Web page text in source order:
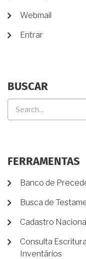
DE Webmail
Entrar
BUSCAR
FERRAMENTAS
Banco de
Busca de
Cadastro
Consulta
Inventários